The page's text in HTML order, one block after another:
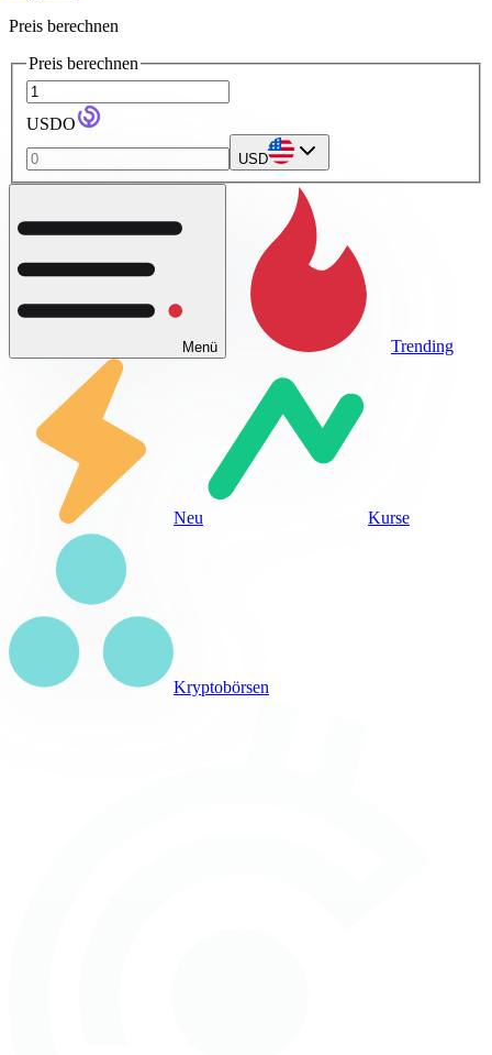
Preis berechnen
Preis berechnen
USDO
USD
Menü Trending
Neu Kurse
Kryptobörsen